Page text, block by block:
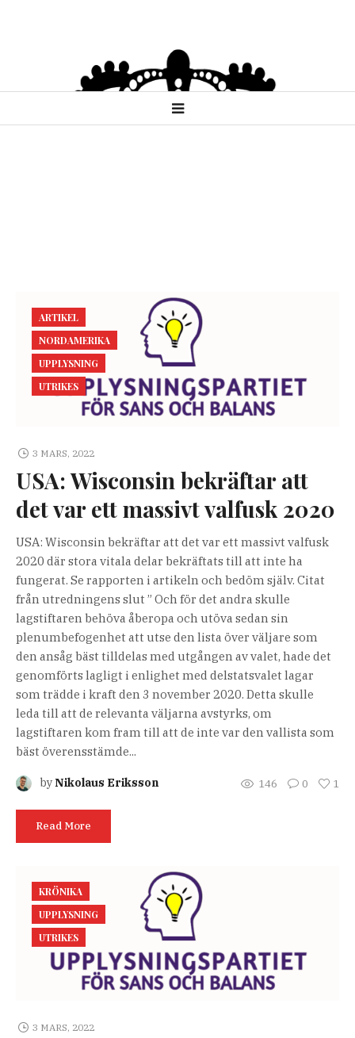
ARTIKEL
NORDAMERIKA
UPPLYSNING
UTRIKES
3 MARS, 2022
USA: Wisconsin bekräftar att
det var ett massivt valfusk 2020
USA: Wisconsin bekräftar att det var ett massivt valfusk
2020 där stora vitala delar bekräftats till att inte ha
fungerat. Se rapporten i artikeln och bedöm själv. Citat
från utredningens slut ” Och för det andra skulle
lagstiftaren behöva åberopa och utöva sedan sin
plenumbefogenhet att utse den lista över väljare som
den ansåg bäst tilldelas med utgången av valet, hade det
genomförts lagligt i enlighet med delstatsvalet lagar
som trädde i kraft den 3 november 2020. Detta skulle
leda till att de relevanta väljarna avstyrks, om
lagstiftaren kom fram till att de inte var den vallista som
bäst överensstämde...
byNikolaus Eriksson 146 0 1
Read More
KRÖNIKA
UPPLYSNING
UTRIKES
3 MARS, 2022